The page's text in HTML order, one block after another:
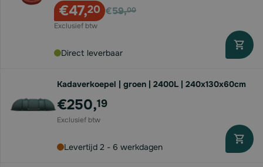
Voor
€47,20 €59,00
Direct leverbaar
Kadaverkoepel | groen | 2400L | 240x130x60cm
€250,19
Levertijd 2 - 6 werkdagen